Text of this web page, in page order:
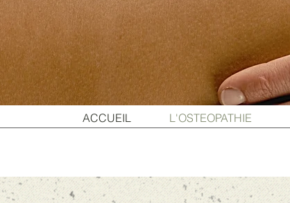
ACCUEIL L'OSTEOPATHIE